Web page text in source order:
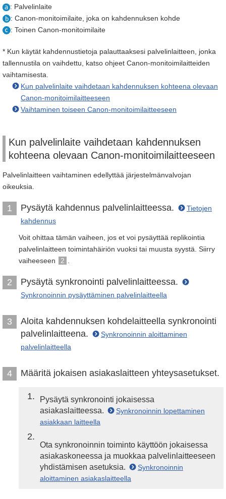
: Palvelinlaite
: Canon-monitoimilaite, joka on kahdennuksen kohde
: Toinen Canon-monitoimilaite
* Kun käytät kahdennustietoja palauttaaksesi palvelinlaitteen, jonka
tallennustila on vaihdettu, katso ohjeet Canon-monitoimilaitteiden
vaihtamisesta.
Kun palvelinlaite vaihdetaan kahdennuksen kohteena olevaan
Canon-monitoimilaitteeseen
Vaihtaminen toiseen Canon-monitoimilaitteeseen
Kun palvelinlaite vaihdetaan kahdennuksen
kohteena olevaan Canon-monitoimilaitteeseen
Palvelinlaitteen vaihtaminen edellyttää järjestelmänvalvojan
oikeuksia.
1 Pysäytä kahdennus palvelinlaitteessa.
Tietojen
kahdennus
Voit ohittaa tämän vaiheen, jos et voi pysäyttää replikointia
palvelinlaitteen toimintahäiriön vuoksi tai muusta syystä. Siirry
vaiheeseen
2
2 Pysäytä synkronointi palvelinlaitteessa.
Synkronoinnin pysäyttäminen palvelinlaitteella
3
Aloita kahdennuksen kohdelaitteella synkronointi
palvelinlaitteena.
Synkronoinnin aloittaminen
palvelinlaitteella
4 Määritä jokaisen asiakaslaitteen yhteysasetukset.
1
Pysäytä synkronointi jokaisessa
asiakaslaitteessa.
Synkronoinnin lopettaminen
asiakkaan laitteella
2
Ota synkronoinnin toiminto käyttöön jokaisessa
asiakaskoneessa ja muokkaa palvelinlaitteeseen
yhdistämisen asetuksia.
Synkronoinnin
aloittaminen asiakaslaitteella